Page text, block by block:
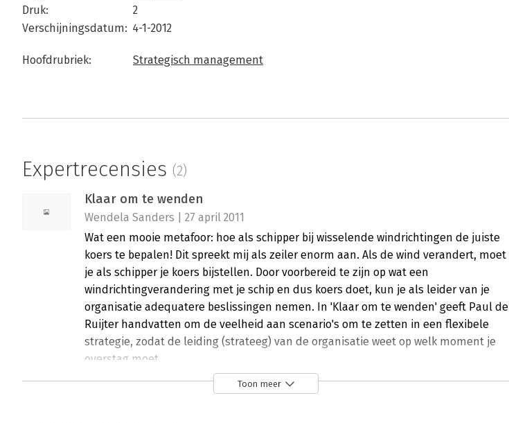
Druk:
2
Verschijningsdatum: 4-1-2012
Hoofdrubriek: Strategisch management
Expertrecensies (2)
Klaar om te wenden
Wendela Sanders | 27 april 2011
Wat een mooie metafoor: hoe als schipper bij wisselende windrichtingen de juiste
koers te bepalen! Dit spreekt mij als zeiler enorm aan. Als de wind verandert, moet
je als schipper je koers bijstellen. Door voorbereid te zijn op wat een
windrichtingverandering met je schip en dus koers doet, kun je als leider van je
organisatie adequatere beslissingen nemen. In 'Klaar om te wenden' geeft Paul de
Ruijter handvatten om de veelheid aan scenario's om te zetten in een flexibele
strategie, zodat de leiding (strateeg) van de organisatie weet op welk moment je
overstag moet.
Toon meer